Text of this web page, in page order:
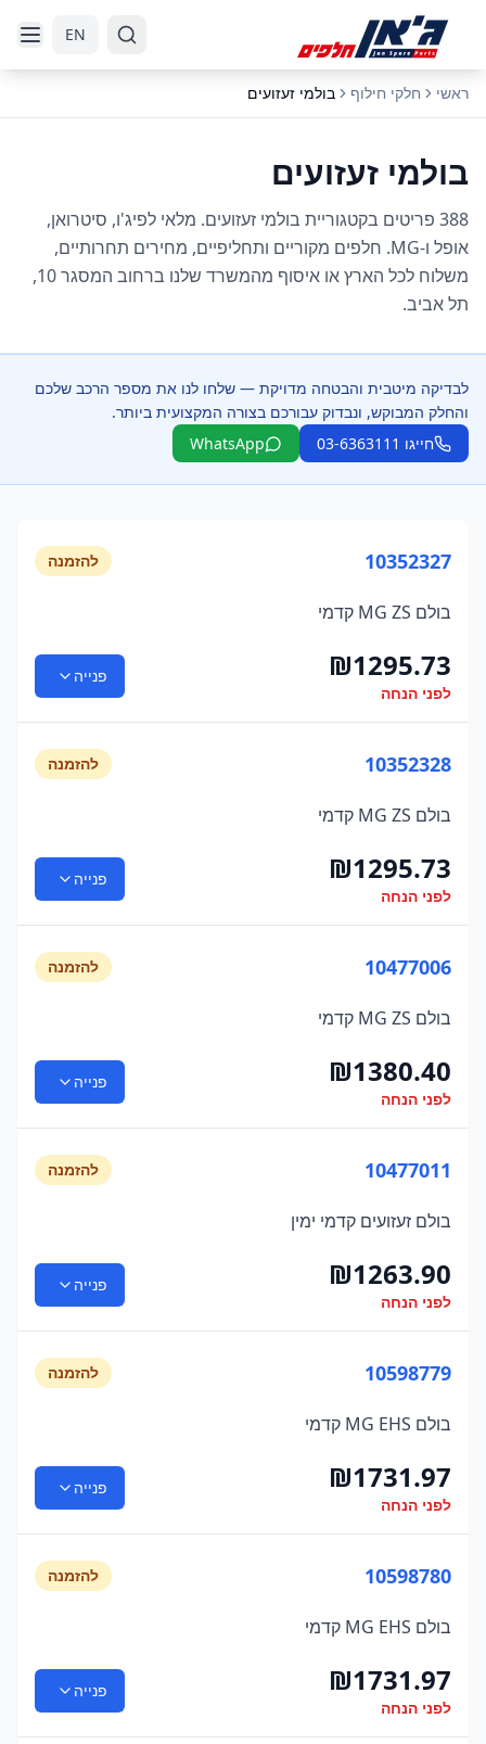
EN
ראשי חלקי חילוף בולמי זעזועים
בולמי זעזועים
388 פריטים בקטגוריית בולמי זעזועים. מלאי לפיג'ו, סיטרואן,
אופל ו-MG. חלפים מקוריים ותחליפיים, מחירים תחרותיים,
משלוח לכל הארץ או איסוף מהמשרד שלנו ברחוב המסגר 10,
תל אביב.
לבדיקה מיטבית והבטחה מדויקת — שלחו לנו את מספר הרכב שלכם
והחלק המבוקש, ונבדוק עבורכם בצורה המקצועית ביותר.
חייגו 03-6363111
WhatsApp
10352327 להזמנה
בולם MG ZS קדמי
₪1295.73
לפני הנחה
פנייה
10352328 להזמנה
בולם MG ZS קדמי
₪1295.73
לפני הנחה
פנייה
10477006 להזמנה
בולם MG ZS קדמי
₪1380.40
לפני הנחה
פנייה
10477011 להזמנה
בולם זעזועים קדמי ימין
₪1263.90
לפני הנחה
פנייה
10598779 להזמנה
בולם MG EHS קדמי
₪1731.97
לפני הנחה
פנייה
10598780 להזמנה
בולם MG EHS קדמי
₪1731.97
לפני הנחה
פנייה